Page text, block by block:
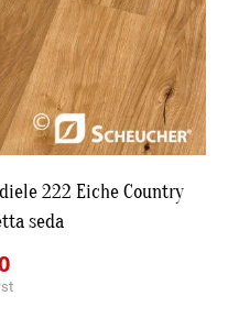
222 Eiche Country
seda